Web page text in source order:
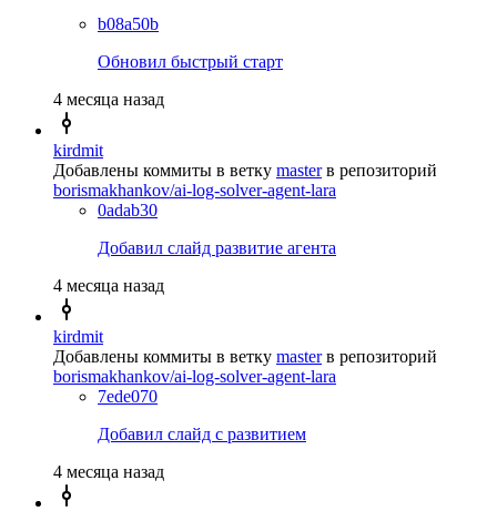
b08a50b
Обновил быстрый старт
4 месяца назад
kirdmit
Добавлены коммиты в ветку master в репозиторий
borismakhankov/ai-log-solver-agent-lara
0adab30
Добавил слайд развитие агента
4 месяца назад
kirdmit
Добавлены коммиты в ветку master в репозиторий
borismakhankov/ai-log-solver-agent-lara
7ede070
Добавил слайд с развитием
4 месяца назад